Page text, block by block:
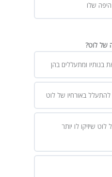
שלו
של לוט?
בנותיו ומתעללים בהן
להתעלל באורחיו של לוט
שיזיקו לו יותר